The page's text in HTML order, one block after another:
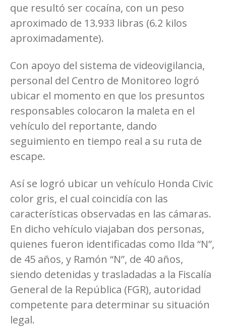
que resultó ser cocaína, con un peso
aproximado de 13.933 libras (6.2 kilos
aproximadamente).
Con apoyo del sistema de videovigilancia,
personal del Centro de Monitoreo logró
ubicar el momento en que los presuntos
responsables colocaron la maleta en el
vehículo del reportante, dando
seguimiento en tiempo real a su ruta de
escape.
Así se logró ubicar un vehículo Honda Civic
color gris, el cual coincidía con las
características observadas en las cámaras.
En dicho vehículo viajaban dos personas,
quienes fueron identificadas como Ilda “N”,
de 45 años, y Ramón “N”, de 40 años,
siendo detenidas y trasladadas a la Fiscalía
General de la República (FGR), autoridad
competente para determinar su situación
legal.